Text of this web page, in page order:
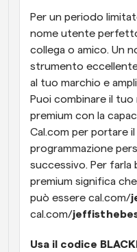
Per un periodo
nome utente
collega o amico. Un
strumento eccellente
al tuo marchio e
Puoi combinare il
premium con la
Cal.com per portare
programmazione
successivo. Per
premium significa
può essere cal.com/
cal.com/
Usa il codice